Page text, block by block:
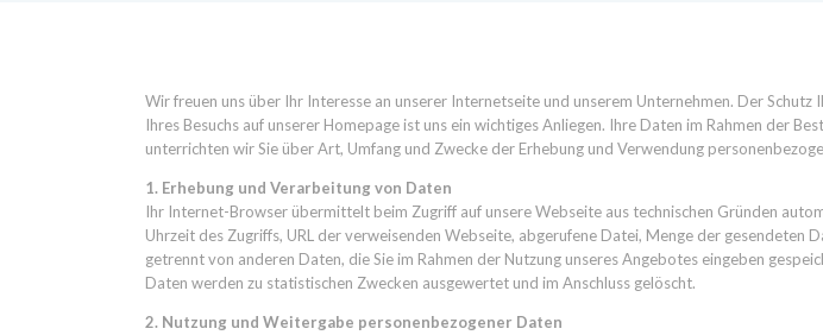
Wir freuen uns über Ihr Interesse an unserer Internetseite und unserem Unternehmen. Der
Ihres Besuchs auf unserer Homepage ist uns ein wichtiges Anliegen. Ihre Daten im Rahmen der
unterrichten wir Sie über Art, Umfang und Zwecke der Erhebung und Verwendung
1. Erhebung und Verarbeitung von Daten
Ihr Internet-Browser übermittelt beim Zugriff auf unsere Webseite aus technischen Gründen
Uhrzeit des Zugriffs, URL der verweisenden Webseite, abgerufene Datei, Menge der
getrennt von anderen Daten, die Sie im Rahmen der Nutzung unseres Angebotes eingeben
Daten werden zu statistischen Zwecken ausgewertet und im Anschluss gelöscht.
2. Nutzung und Weitergabe personenbezogener Daten